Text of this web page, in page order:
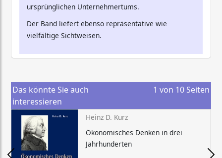
ursprünglichen Unternehmertums.
Der Band liefert ebenso repräsentative wie
vielfältige Sichtweisen.
Das könnte Sie auch
interessieren
1 von 10 Seiten
Heinz D. Kurz
Ökonomisches Denken in drei
Jahrhunderten